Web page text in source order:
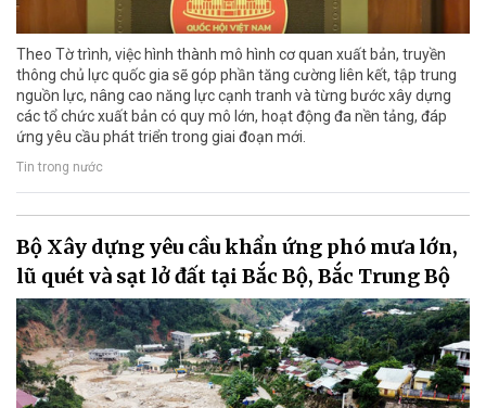
Theo Tờ trình, việc hình thành mô hình cơ quan xuất bản, truyền
thông chủ lực quốc gia sẽ góp phần tăng cường liên kết, tập trung
nguồn lực, nâng cao năng lực cạnh tranh và từng bước xây dựng
các tổ chức xuất bản có quy mô lớn, hoạt động đa nền tảng, đáp
ứng yêu cầu phát triển trong giai đoạn mới.
Tin trong nước
Bộ Xây dựng yêu cầu khẩn ứng phó mưa lớn,
lũ quét và sạt lở đất tại Bắc Bộ, Bắc Trung Bộ